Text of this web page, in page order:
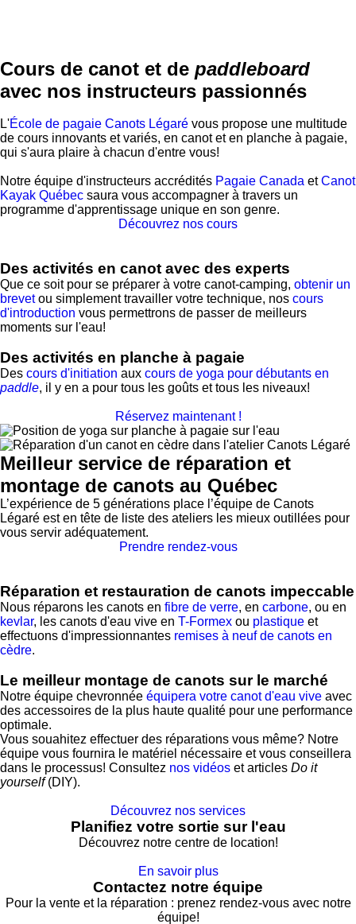
Cours de canot et de paddleboard
avec nos instructeurs passionnés
L'École de pagaie Canots Légaré vous propose une multitude
de cours innovants et variés, en canot et en planche à pagaie,
qui s'aura plaire à chacun d'entre vous!
Notre équipe d'instructeurs accrédités Pagaie Canada etCanot
Kayak Québec saura vous accompagner à travers un
programme d'apprentissage unique en son genre.
Découvrez nos cours
Des activités en canot avec des experts
Que ce soit pour se préparer à votre canot-camping, obtenir un
brevetou simplement travailler votre technique, nos cours
d'introduction vous permettrons de passer de meilleurs
moments sur l'eau!
Des activités en planche à pagaie
Des cours d'initiation aux cours de yoga pour débutants en
paddle, il y en a pour tous les goûts et tous les niveaux!
Réservez maintenant !
Meilleur service de réparation et
montage de canots au Québec
L’expérience de 5 générations place l’équipe de Canots
Légaré est en tête de liste des ateliers les mieux outillées pour
vous servir adéquatement.
Prendre rendez-vous
Réparation et restauration de canots impeccable
Nous réparons les canots en fibre de verre, en carbone, ou en
kevlar, les canots d'eau vive en T-Formex ou plastique et
effectuons d'impressionnantes remises à neuf de canots en
cèdre.
Le meilleur montage de canots sur le marché
Notre équipe chevronnée équipera votre canot d'eau vive avec
des accessoires de la plus haute qualité pour une performance
optimale.
Vous souahitez effectuer des réparations vous même? Notre
équipe vous fournira le matériel nécessaire et vous conseillera
dans le processus! Consultez nos vidéos et articles Do it
yourself(DIY).
Découvrez nos services
Planifiez votre sortie sur l'eau
Découvrez notre centre de location!
En savoir plus
Contactez notre équipe
Pour la vente et la réparation : prenez rendez-vous avec notre
équipe!